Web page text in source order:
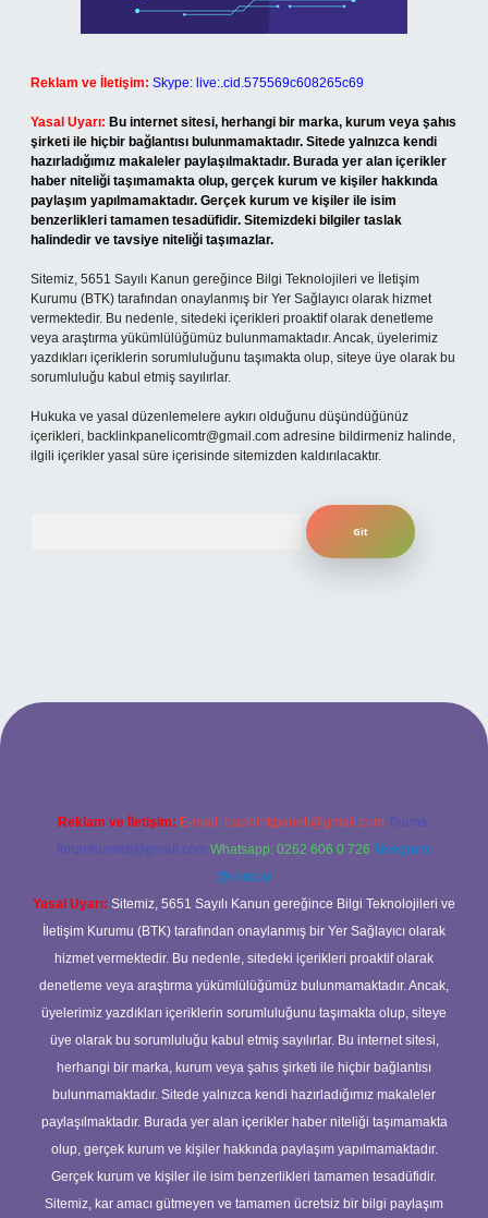
Reklam ve İletişim: Skype: live:.cid.575569c608265c69
Yasal Uyarı: Bu internet sitesi, herhangi bir marka, kurum veya şahıs
şirketi ile hiçbir bağlantısı bulunmamaktadır. Sitede yalnızca kendi
hazırladığımız makaleler paylaşılmaktadır. Burada yer alan içerikler
haber niteliği taşımamakta olup, gerçek kurum ve kişiler hakkında
paylaşım yapılmamaktadır. Gerçek kurum ve kişiler ile isim
benzerlikleri tamamen tesadüfidir. Sitemizdeki bilgiler taslak
halindedir ve tavsiye niteliği taşımazlar.
Sitemiz, 5651 Sayılı Kanun gereğince Bilgi Teknolojileri ve İletişim
Kurumu (BTK) tarafından onaylanmış bir Yer Sağlayıcı olarak hizmet
vermektedir. Bu nedenle, sitedeki içerikleri proaktif olarak denetleme
veya araştırma yükümlülüğümüz bulunmamaktadır. Ancak, üyelerimiz
yazdıkları içeriklerin sorumluluğunu taşımakta olup, siteye üye olarak bu
sorumluluğu kabul etmiş sayılırlar.
Hukuka ve yasal düzenlemelere aykırı olduğunu düşündüğünüz
içerikleri, backlinkpanelicomtr@gmail.com adresine bildirmeniz halinde,
ilgili içerikler yasal süre içerisinde sitemizden kaldırılacaktır.
Reklam ve İletişim: E-mail: backlinkpaneli@gmail.com Teams:
forumhizmeti@gmail.com Whatsapp: 0262 606 0 726 Telegram:
@karabul
Yasal Uyarı: Sitemiz, 5651 Sayılı Kanun gereğince Bilgi Teknolojileri ve
İletişim Kurumu (BTK) tarafından onaylanmış bir Yer Sağlayıcı olarak
hizmet vermektedir. Bu nedenle, sitedeki içerikleri proaktif olarak
denetleme veya araştırma yükümlülüğümüz bulunmamaktadır. Ancak,
üyelerimiz yazdıkları içeriklerin sorumluluğunu taşımakta olup, siteye
üye olarak bu sorumluluğu kabul etmiş sayılırlar. Bu internet sitesi,
herhangi bir marka, kurum veya şahıs şirketi ile hiçbir bağlantısı
bulunmamaktadır. Sitede yalnızca kendi hazırladığımız makaleler
paylaşılmaktadır. Burada yer alan içerikler haber niteliği taşımamakta
olup, gerçek kurum ve kişiler hakkında paylaşım yapılmamaktadır.
Gerçek kurum ve kişiler ile isim benzerlikleri tamamen tesadüfidir.
Sitemiz, kar amacı gütmeyen ve tamamen ücretsiz bir bilgi paylaşım